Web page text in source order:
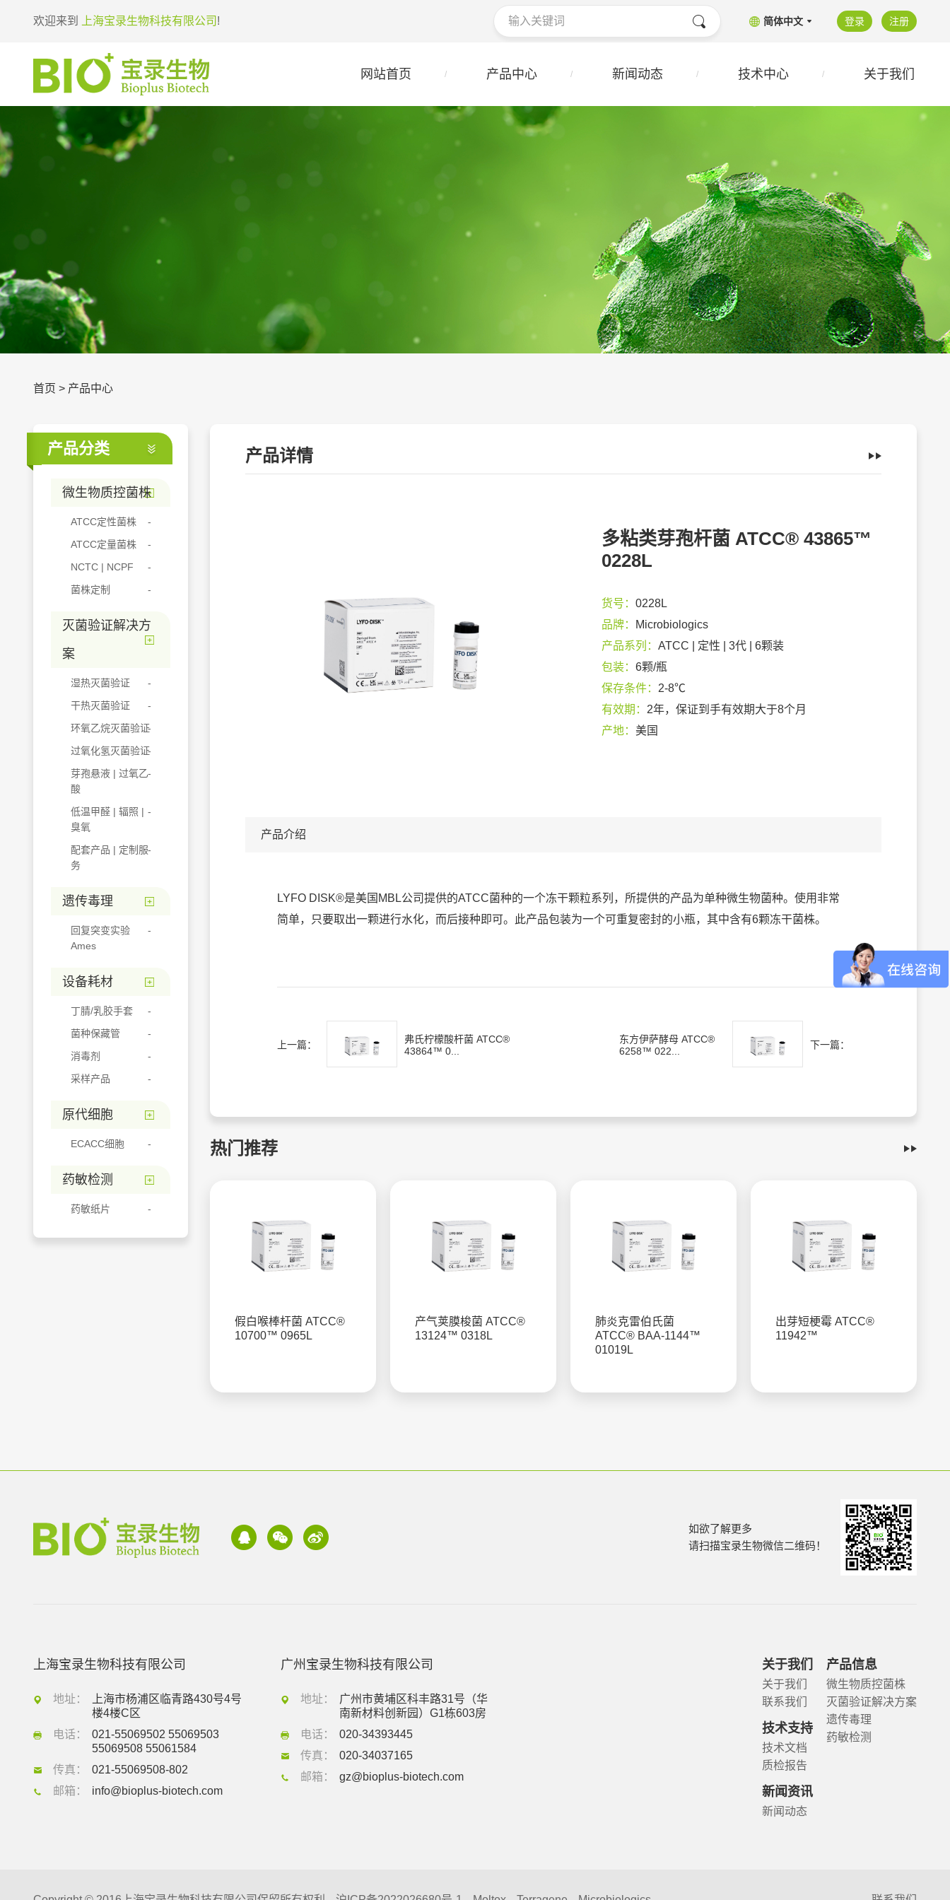
欢迎来到 上海宝录生物科技有限公司 ! 简体中文 登录 注册
网站首页 产品中心 新闻动态 技术中心 关于我们
首页 > 产品中心
产品分类
微生物质控菌株
ATCC定性菌株
ATCC定量菌株
NCTC | NCPF
菌株定制
灭菌验证解决方
案
湿热灭菌验证
干热灭菌验证
环氧乙烷灭菌验证
过氧化氢灭菌验证
芽孢悬液 | 过氧乙
酸
低温甲醛 | 辐照 |
臭氧
配套产品 | 定制服
务
遗传毒理
回复突变实验
Ames
设备耗材
丁腈/乳胶手套
菌种保藏管
消毒剂
采样产品
原代细胞
ECACC细胞
药敏检测
药敏纸片
产品详情
多粘类芽孢杆菌 ATCC® 43865™
0228L
货号： 0228L
品牌：
Microbiologics
产品系列： ATCC | 定性 | 3代 | 6颗装
包装： 6颗/瓶
保存条件： 2-8℃
有效期： 2年，保证到手有效期大于8个月
产地： 美国
产品介绍
LYFO DISK®是美国MBL公司提供的ATCC菌种的一个冻干颗粒系列，所提供的产品为单种微生物菌种。使用非常
简单，只要取出一颗进行水化，而后接种即可。此产品包装为一个可重复密封的小瓶，其中含有6颗冻干菌株。
上一篇：
弗氏柠檬酸杆菌 ATCC®
43864™ 0...
东方伊萨酵母 ATCC®
6258™ 022...
下一篇：
热门推荐
假白喉棒杆菌 ATCC®
10700™ 0965L
产气荚膜梭菌 ATCC®
13124™ 0318L
肺炎克雷伯氏菌
ATCC® BAA-1144™
01019L
出芽短梗霉 ATCC®
11942™
如欲了解更多
请扫描宝录生物微信二维码！
上海宝录生物科技有限公司
地址：
上海市杨浦区临青路430号4号
楼4楼C区
电话：
021-55069502 55069503
55069508 55061584
传真：
021-55069508-802
邮箱：
info@bioplus-biotech.com
广州宝录生物科技有限公司
地址：
广州市黄埔区科丰路31号（华
南新材料创新园）G1栋603房
电话：
020-34393445
传真：
020-34037165
邮箱：
gz@bioplus-biotech.com
关于我们
关于我们
联系我们
技术支持
技术文档
质检报告
新闻资讯
新闻动态
产品信息
微生物质控菌株
灭菌验证解决方案
遗传毒理
药敏检测